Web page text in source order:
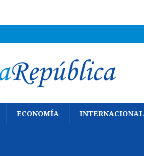
ECONOMÍA INTERNACIONAL